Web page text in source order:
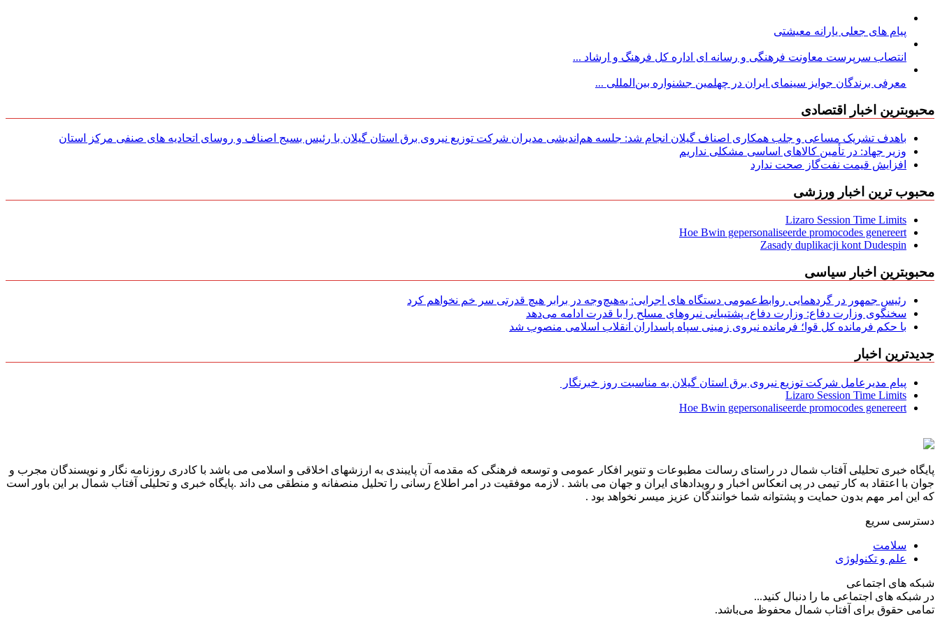
پیام های جعلی یارانه معیشتی
انتصاب سرپرست معاونت فرهنگی و رسانه ای اداره کل فرهنگ و ارشاد ...
معرفی برندگان جوایز سینمای ایران در چهلمین جشنواره بین‌المللی ...
محبوبترین اخبار اقتصادی
باهدف تشریک مساعی و جلب همکاری اصناف گیلان انجام شد: جلسه هم‌اندیشی مدیران شركت توزیع نیروی برق استان گیلان با رئیس بسیج اصناف و روسای اتحادیه های صنفی مركز استان
وزیر جهاد: در تأمین کالاهای اساسی مشکلی نداریم
افزایش قیمت نفت‌گاز صحت ندارد
محبوب ترین اخبار ورزشی
Lizaro Session Time Limits
Hoe Bwin gepersonaliseerde promocodes genereert
Zasady duplikacji kont Dudespin
محبوبترین اخبار سیاسی
رئیس جمهور در گردهمایی روابط‌عمومی دستگاه های اجرایی: به‌هیچ‌وجه در برابر هیچ قدرتی سر خم نخواهم کرد
سخنگوی وزارت دفاع: وزارت دفاع، پشتیبانی نیرو‌های مسلح را با قدرت ادامه می‌دهد
با حکم فرمانده کل قوا؛ فرمانده نیروی زمینی سپاه پاسداران انقلاب اسلامی منصوب شد
جدیدترین اخبار
پیام مدیرعامل شركت توزیع نیروی برق استان گیلان به مناسبت روز خبرنگار ‌
Lizaro Session Time Limits
Hoe Bwin gepersonaliseerde promocodes genereert
پایگاه خبری تحلیلی آفتاب شمال در راستای رسالت مطبوعات و تنویر افکار عمومی و توسعه فرهنگی که مقدمه آن پایبندی به ارزشهای اخلاقی و اسلامی می باشد با کادری روزنامه نگار و نویسندگان مجرب و
جوان با اعتقاد به کار تیمی در پی انعکاس اخبار و رویدادهای ایران و جهان می باشد . لازمه موفقیت در امر اطلاع رسانی را تحلیل منصفانه و منطقی می داند .پایگاه خبری و تحلیلی آفتاب شمال بر این باور است
که این امر مهم بدون حمایت و پشتوانه شما خوانندگان عزیز میسر نخواهد بود .
دسترسی سریع
سلامت
علم و تکنولوژی
شبکه های اجتماعی
در شبکه های اجتماعی ما را دنبال کنید...
تمامی حقوق برای آفتاب شمال محفوظ می‌باشد.